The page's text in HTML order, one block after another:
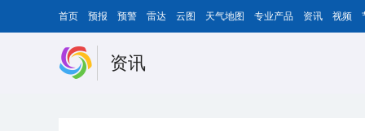
首页 预报 预警 雷达 云图 天气地图 专业产品 资讯 视频
资讯